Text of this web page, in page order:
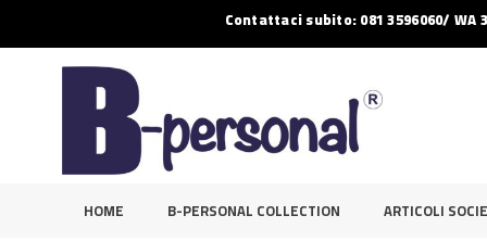
Contattaci subito: 081 3596060/ WA
HOME B-PERSONAL COLLECTION ARTICOLI